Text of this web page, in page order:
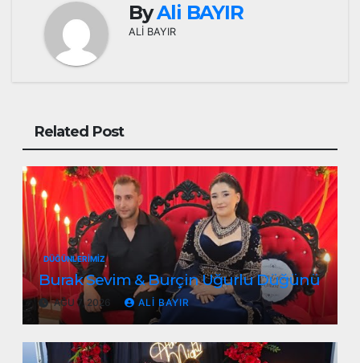
ByAli BAYIR
ALİ BAYIR
Related Post
DÜĞÜNLERIMIZ
Burak Sevim & Burçin Uğurlu Düğünü
AĞU 7, 2026 ALI BAYIR